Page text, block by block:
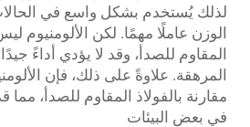
لذلك يُستخدم بشكل واسع في
الوزن عاملًا مهمًا. لكن الألومنيوم
المقاوم للصدأ، وقد لا يؤدي أداءً
المرهقة. علاوةً على ذلك، فإن
مقارنة بالفولاذ المقاوم للصدأ،
في بعض البيئات